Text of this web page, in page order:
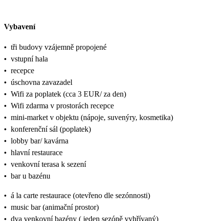
Vybavení
• tři budovy vzájemně propojené
• vstupní hala
• recepce
• úschovna zavazadel
• Wifi za poplatek (cca 3 EUR/ za den)
• Wifi zdarma v prostorách recepce
• mini-market v objektu (nápoje, suvenýry, kosmetika)
• konferenční sál (poplatek)
• lobby bar/ kavárna
• hlavní restaurace
• venkovní terasa k sezení
• bar u bazénu
• á la carte restaurace (otevřeno dle sezónnosti)
• music bar (animační prostor)
• dva venkovní bazény ( jeden sezóně vyhřívaný)